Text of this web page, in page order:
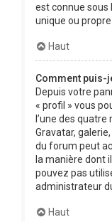
est connue sous
unique ou
Haut
Comment puis-
Depuis votre
« profil » vous
l’une des
Gravatar,
du forum peut
la manière dont
pouvez pas
administrateur
Haut